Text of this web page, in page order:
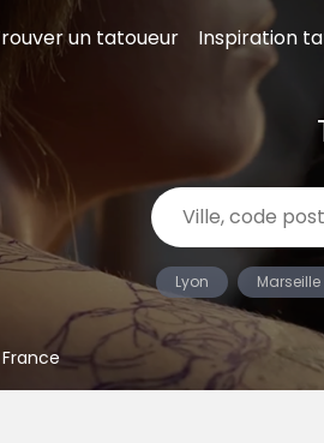
un tatoueur Inspiration
Lyon Marseille